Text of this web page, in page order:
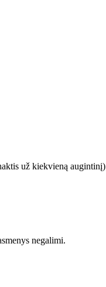
už kiekvieną augintinį)
negalimi.